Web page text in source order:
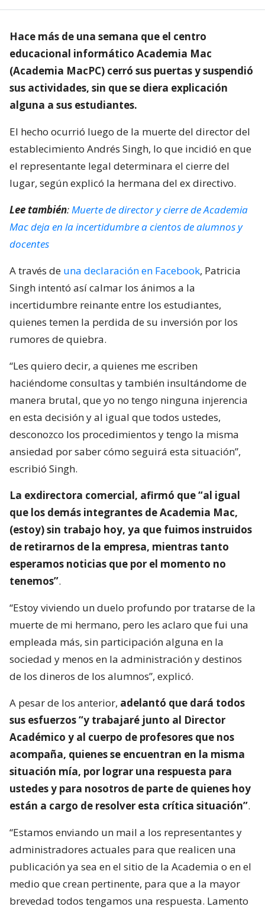
Hace más de una semana que el centro
educacional informático Academia Mac
(Academia MacPC) cerró sus puertas y suspendió
sus actividades, sin que se diera explicación
alguna a sus estudiantes.
El hecho ocurrió luego de la muerte del director del
establecimiento Andrés Singh, lo que incidió en que
el representante legal determinara el cierre del
lugar, según explicó la hermana del ex directivo.
Lee también:Muerte de director y cierre de Academia
Mac deja en la incertidumbre a cientos de alumnos y
docentes
A través de una declaración en Facebook, Patricia
Singh intentó así calmar los ánimos a la
incertidumbre reinante entre los estudiantes,
quienes temen la perdida de su inversión por los
rumores de quiebra.
“Les quiero decir, a quienes me escriben
haciéndome consultas y también insultándome de
manera brutal, que yo no tengo ninguna injerencia
en esta decisión y al igual que todos ustedes,
desconozco los procedimientos y tengo la misma
ansiedad por saber cómo seguirá esta situación”,
escribió Singh.
La exdirectora comercial, afirmó que “al igual
que los demás integrantes de Academia Mac,
(estoy) sin trabajo hoy, ya que fuimos instruidos
de retirarnos de la empresa, mientras tanto
esperamos noticias que por el momento no
tenemos”.
“Estoy viviendo un duelo profundo por tratarse de la
muerte de mi hermano, pero les aclaro que fui una
empleada más, sin participación alguna en la
sociedad y menos en la administración y destinos
de los dineros de los alumnos”, explicó.
A pesar de los anterior, adelantó que dará todos
sus esfuerzos “y trabajaré junto al Director
Académico y al cuerpo de profesores que nos
acompaña, quienes se encuentran en la misma
situación mía, por lograr una respuesta para
ustedes y para nosotros de parte de quienes hoy
están a cargo de resolver esta crítica situación”.
“Estamos enviando un mail a los representantes y
administradores actuales para que realicen una
publicación ya sea en el sitio de la Academia o en el
medio que crean pertinente, para que a la mayor
brevedad todos tengamos una respuesta. Lamento